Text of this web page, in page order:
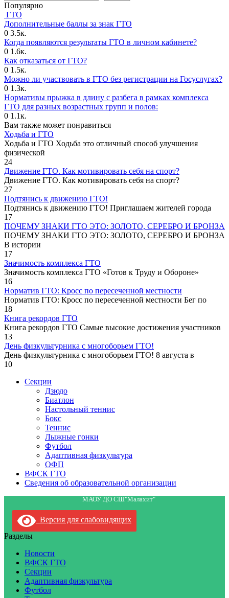
Популярно
ГТО
Дополнительные баллы за знак ГТО
0 3.5к.
Когда появляются результаты ГТО в личном кабинете?
0 1.6к.
Как отказаться от ГТО?
0 1.5к.
Можно ли участвовать в ГТО без регистрации на Госуслугах?
0 1.3к.
Нормативы прыжка в длину с разбега в рамках комплекса
ГТО для разных возрастных групп и полов:
0 1.1к.
Вам также может понравиться
Ходьба и ГТО
Ходьба и ГТО Ходьба это отличный способ улучшения
физической
24
Движение ГТО. Как мотивировать себя на спорт?️
Движение ГТО. Как мотивировать себя на спорт?
27
Подтянись к движению ГТО!
Подтянись к движению ГТО! Приглашаем жителей города
17
ПОЧЕМУ ЗНАКИ ГТО ЭТО: ЗОЛОТО, СЕРЕБРО И БРОНЗА
ПОЧЕМУ ЗНАКИ ГТО ЭТО: ЗОЛОТО, СЕРЕБРО И БРОНЗА
В истории
17
Значимость комплекса ГТО
Значимость комплекса ГТО «Готов к Труду и Обороне»
16
Норматив ГТО: Кросс по пересеченной местности
Норматив ГТО: Кросс по пересеченной местности Бег по
18
Книга рекордов ГТО
Книга рекордов ГТО Самые высокие достижения участников
13
День физкультурника с многоборьем ГТО!
День физкультурника с многоборьем ГТО! 8 августа в
10
Секции
Дзюдо
Биатлон
Настольный теннис
Бокс
Теннис
Лыжные гонки
Футбол
Адаптивная физкультура
ОФП
ВФСК ГТО
Сведения об образовательной организации
МАОУ ДО СШ"Малахит"
Версия для слабовидящих
Разделы
Новости
ВФСК ГТО
Секции
Адаптивная физкультура
Футбол